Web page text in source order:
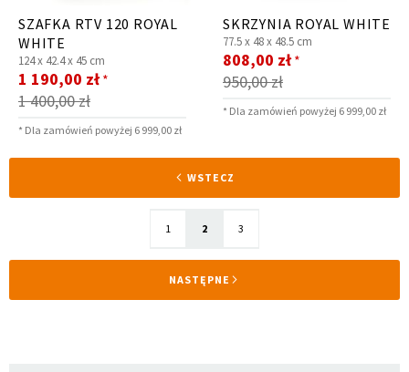
SZAFKA RTV 120 ROYAL
WHITE
124 x 42.4 x 45 cm
1 400,00 zł
Cena
promocyjna
1 190,00 zł *
* Dla zamówień powyżej 6 999,00 zł
SKRZYNIA ROYAL WHITE
77.5 x 48 x 48.5 cm
950,00 zł
Cena
promocyjna
808,00 zł *
* Dla zamówień powyżej 6 999,00 zł
STRONA
WSTECZ
Strona
1 Aktualnie
czytasz
stronę
2 Strona
3
STRONA
NASTĘPNE